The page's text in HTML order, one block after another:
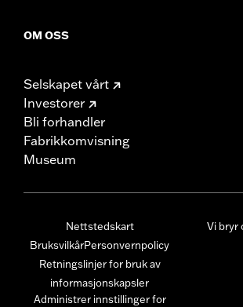
OM OSS
Selskapet vårt
Investorer
Bli forhandler
Fabrikkomvisning
Museum
Nettstedskart
BruksvilkårPersonvernpolicy
Retningslinjer for bruk av
informasjonskapsler
Administrer innstillinger for
Vi bryr